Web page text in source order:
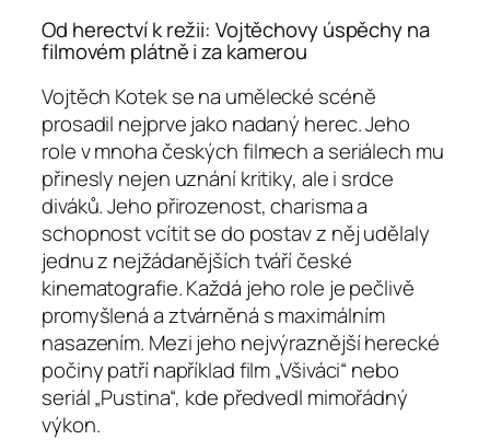
Od herectví k režii: Vojtěchovy úspěchy na
filmovém plátně i za kamerou
Vojtěch Kotek se na umělecké scéně
prosadil nejprve jako nadaný herec. Jeho
role v mnoha českých filmech a seriálech mu
přinesly nejen uznání kritiky, ale i srdce
diváků. Jeho přirozenost, charisma a
schopnost vcítit se do postav z něj udělaly
jednu z nejžádanějších tváří české
kinematografie. Každá jeho role je pečlivě
promyšlená a ztvárněná s maximálním
nasazením. Mezi jeho nejvýraznější herecké
počiny patří například film „Všiváci“ nebo
seriál „Pustina“, kde předvedl mimořádný
výkon.